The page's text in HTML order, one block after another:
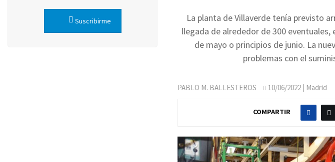
La planta de Villaverde tenía previsto
llegada de alrededor de 300 eventuales,
de mayo o principios de junio. La
problemas con el
PABLO M. BALLESTEROS 10/06/2022 | Madrid
COMPARTIR
Suscribirme